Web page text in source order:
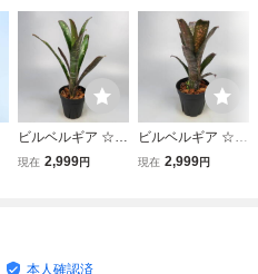
ビルベルギア ☆ B
illbergia Halleluja
現在 2,999円
ビルベルギア ☆ B
illbergia Kolan Ap
現在 2,999円
本人確認済